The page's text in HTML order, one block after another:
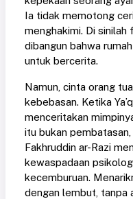
Ia tidak memotong
menghakimi. Di
dibangun bahwa
untuk bercerita.
Namun, cinta orang
kebebasan. Ketika
menceritakan
itu bukan
Fakhruddin ar-Razi
kewaspadaan
kecemburuan.
dengan lembut, tanpa